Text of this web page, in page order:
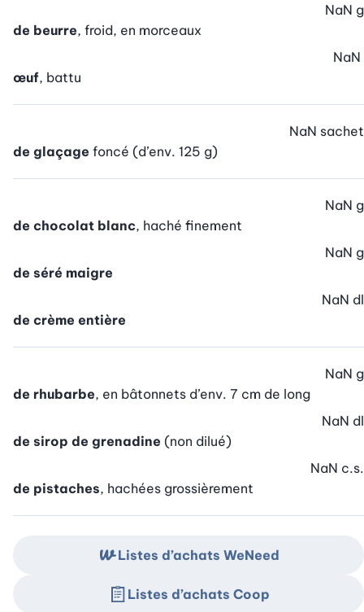
de beurre, froid, en morceaux
NaN g
œuf, battu
NaN
de glaçage foncé (d’env. 125 g)
NaN sachet
de chocolat blanc, haché finement
NaN g
de séré maigre
NaN g
de crème entière
NaN dl
de rhubarbe, en bâtonnets d’env. 7 cm de long
NaN g
de sirop de grenadine (non dilué)
NaN dl
de pistaches, hachées grossièrement
NaN c.s.
Listes d’achats WeNeed
Listes d’achats Coop